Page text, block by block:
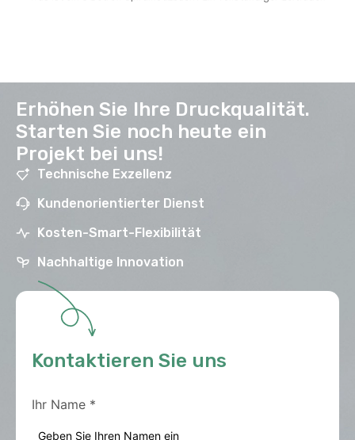
Erhöhen Sie Ihre Druckqualität.
Starten Sie noch heute ein
Projekt bei uns!
Technische Exzellenz
Kundenorientierter Dienst
Kosten-Smart-Flexibilität
Nachhaltige Innovation
Kontaktieren Sie uns
Ihr Name *